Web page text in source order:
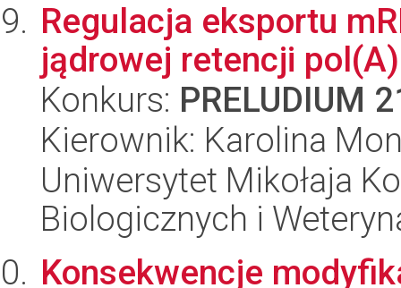
Regulacja eksportu
jądrowej retencji
Konkurs: PRELUDIUM
Kierownik: Karolina
Uniwersytet Mikołaja
Biologicznych i
Konsekwencje